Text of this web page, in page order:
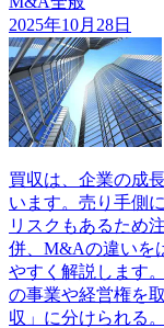
2025年10月28日
買収は、企業の成
います。売り手側
リスクもあるため
併、M&Aの違いを
やすく解説します
の事業や経営権を
収」に分けられる